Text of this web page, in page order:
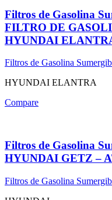
Filtros de Gasolina
FILTRO DE
HYUNDAI
Filtros de Gasolina
HYUNDAI ELANTRA
Compare
Filtros de Gasolina
HYUNDAI GETZ –
Filtros de Gasolina